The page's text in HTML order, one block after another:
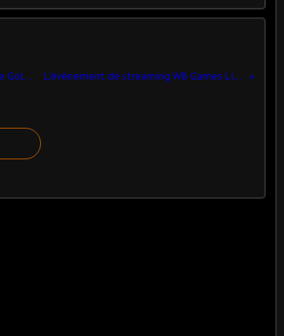
Les consoles PlayStation 4 en édition limitée Gold et Silver rejoignent la famille PlayStation cet été L’évènement de streaming WB Games Live! en libre accès aux fans du monde entier